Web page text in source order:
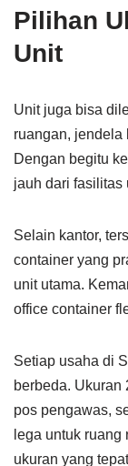
Pilihan
Unit
Unit juga bisa
ruangan, jendela
Dengan begitu
jauh dari fasilitas
Selain kantor,
container yang
unit utama.
office container
Setiap usaha di
berbeda. Ukuran
pos pengawas,
lega untuk
ukuran yang